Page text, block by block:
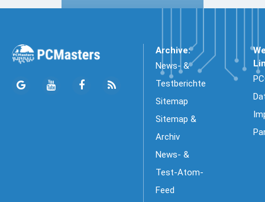
Archive:
News- &
Testberichte
Sitemap
Sitemap &
Archiv
News- &
Test-Atom-
Feed